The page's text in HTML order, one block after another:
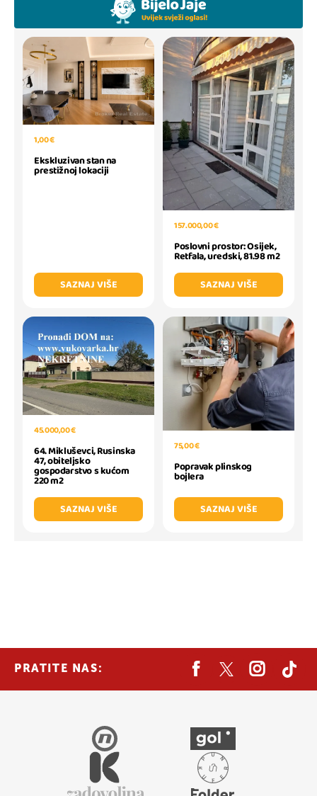
1,00 €
Ekskluzivan stan na
prestižnoj lokaciji
SAZNAJ VIŠE
157.000,00 €
Poslovni prostor: Osijek,
Retfala, uredski, 81.98 m2
SAZNAJ VIŠE
45.000,00 €
64. Mikluševci, Rusinska
47, obiteljsko
gospodarstvo s kućom
220 m2
SAZNAJ VIŠE
75,00 €
Popravak plinskog
bojlera
SAZNAJ VIŠE
PRATITE NAS: